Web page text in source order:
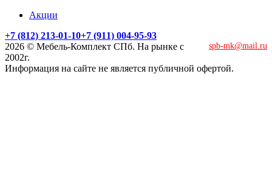
Акции
+7 (812) 213-01-10+7 (911) 004-95-93
spb-mk@mail.ru
2026 © Мебель-Комплект СПб. На рынке с
2002г.
Информация на сайте не является публичной офертой.